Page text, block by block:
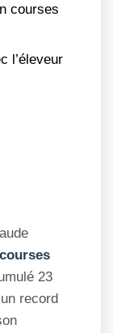
courses
l’éleveur
courses
23
record